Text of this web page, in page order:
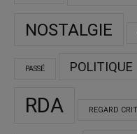
NOSTALGIE
PASSÉ POLITIQUE
RDA REGARD